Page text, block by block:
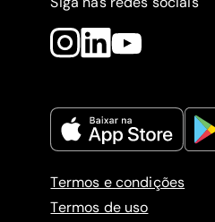
Termos e condições
Termos de uso